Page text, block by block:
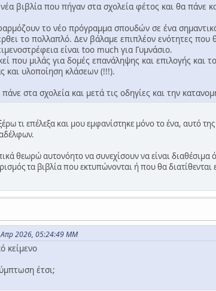
βιβλία που πήγαν στα σχολεία φέτος και θα πάνε
το νέο πρόγραμμα σπουδών σε ένα
το πολλαπλό. Δεν βάλαμε επιπλέον ενότητες
είναι too much για Γυμνάσιο.
που μιλάς για δομές επανάληψης και επιλογής και
και υλοποίηση κλάσεων (!!!).
στα σχολεία και μετά τις οδηγίες και την
τι επέλεξα και μου εμφανίστηκε μόνο το ένα, αυτό
θεωρώ αυτονόητο να συνεχίσουν να είναι
τα βιβλία που εκτυπώνονται ή που θα
Απρ 2026, 05:24:49 ΜΜ
έτσι;